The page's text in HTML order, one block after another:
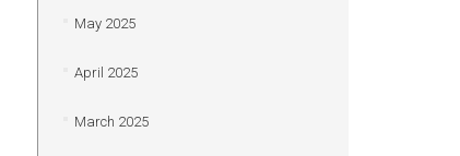
May 2025
April 2025
March 2025